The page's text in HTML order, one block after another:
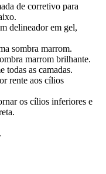
de corretivo para
delineador em gel,
sombra marrom.
marrom brilhante.
todas as camadas.
rente aos cílios
os cílios inferiores e